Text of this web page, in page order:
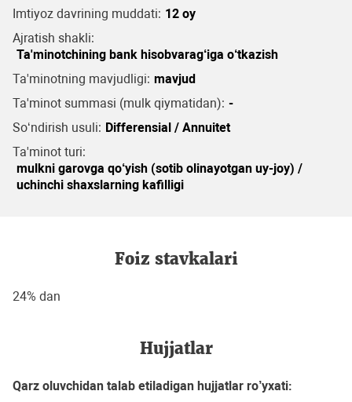
Imtiyoz davrining muddati: 12 oy
Ajratish shakli:
Ta'minotchining bank hisobvarag‘iga o‘tkazish
Ta'minotning mavjudligi: mavjud
Ta'minot summasi (mulk qiymatidan): -
So‘ndirish usuli: Differensial / Annuitet
Ta'minot turi:
mulkni garovga qo‘yish (sotib olinayotgan uy-joy) /
uchinchi shaxslarning kafilligi
Foiz stavkalari
24% dan
Hujjatlar
Qarz oluvchidan talab etiladigan hujjatlar ro’yxati: